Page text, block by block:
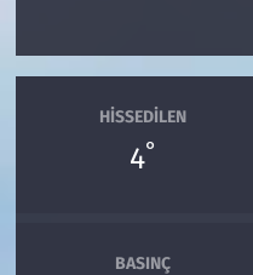
HISSEDILEN
4°
BASINÇ